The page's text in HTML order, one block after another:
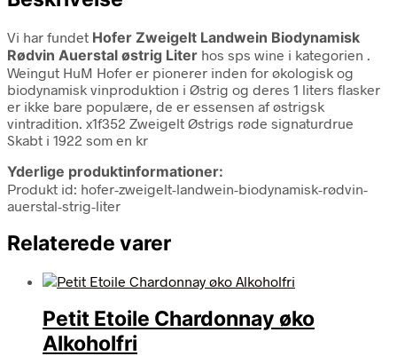
Vi har fundet Hofer Zweigelt Landwein Biodynamisk
Rødvin Auerstal østrig Liter hos sps wine i kategorien .
Weingut HuM Hofer er pionerer inden for økologisk og
biodynamisk vinproduktion i Østrig og deres 1 liters flasker
er ikke bare populære, de er essensen af østrigsk
vintradition. x1f352 Zweigelt Østrigs røde signaturdrue
Skabt i 1922 som en kr
Yderlige produktinformationer:
Produkt id: hofer-zweigelt-landwein-biodynamisk-rødvin-
auerstal-strig-liter
Relaterede varer
Petit Etoile Chardonnay øko
Alkoholfri